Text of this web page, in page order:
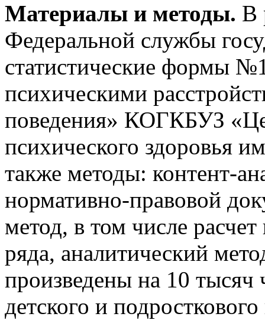
Материалы и методы. В
Федеральной службы
статистические формы
психическими
поведения» КОГКБУЗ
психического здоровья
также методы: контент-
нормативно-правовой
метод, в том числе
ряда, аналитический
произведены на 10 тысяч
детского и